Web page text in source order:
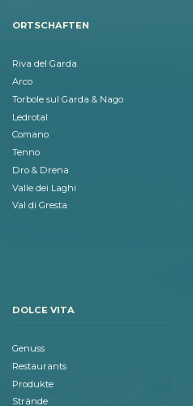
ORTSCHAFTEN
Riva del Garda
Arco
Torbole sul Garda & Nago
Ledrotal
Comano
Tenno
Dro & Drena
Valle dei Laghi
Val di Gresta
DOLCE VITA
Genuss
Restaurants
Produkte
Strände